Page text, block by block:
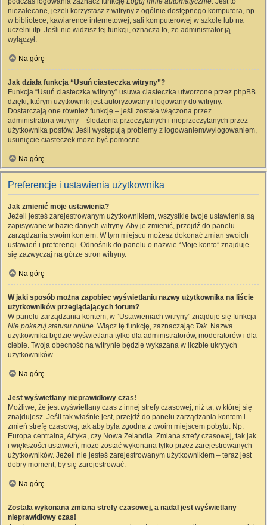
niezalecane, jeżeli korzystasz z witryny z ogólnie dostępnego komputera, np.
w bibliotece, kawiarence internetowej, sali komputerowej w szkole lub na
uczelni itp. Jeśli nie widzisz tej funkcji, oznacza to, że administrator ją
wyłączył.
Na górę
Jak działa funkcja “Usuń ciasteczka witryny”?
Funkcja “Usuń ciasteczka witryny” usuwa ciasteczka utworzone przez phpBB
dzięki, którym użytkownik jest autoryzowany i logowany do witryny.
Dostarczają one również funkcję – jeśli została włączona przez
administratora witryny – śledzenia przeczytanych i nieprzeczytanych przez
użytkownika postów. Jeśli występują problemy z logowaniem/wylogowaniem,
usunięcie ciasteczek może być pomocne.
Na górę
Preferencje i ustawienia użytkownika
Jak zmienić moje ustawienia?
Jeżeli jesteś zarejestrowanym użytkownikiem, wszystkie twoje ustawienia są
zapisywane w bazie danych witryny. Aby je zmienić, przejdź do panelu
zarządzania swoim kontem. W tym miejscu możesz dokonać zmian swoich
ustawień i preferencji. Odnośnik do panelu o nazwie “Moje konto” znajduje
się zazwyczaj na górze stron witryny.
Na górę
W jaki sposób można zapobiec wyświetlaniu nazwy użytkownika na liście
użytkowników przeglądających forum?
W panelu zarządzania kontem, w “Ustawieniach witryny” znajduje się funkcja
Nie pokazuj statusu online. Włącz tę funkcję, zaznaczając Tak. Nazwa
użytkownika będzie wyświetlana tylko dla administratorów, moderatorów i dla
ciebie. Twoja obecność na witrynie będzie wykazana w liczbie ukrytych
użytkowników.
Na górę
Jest wyświetlany nieprawidłowy czas!
Możliwe, że jest wyświetlany czas z innej strefy czasowej, niż ta, w której się
znajdujesz. Jeśli tak właśnie jest, przejdź do panelu zarządzania kontem i
zmień strefę czasową, tak aby była zgodna z twoim miejscem pobytu. Np.
Europa centralna, Afryka, czy Nowa Zelandia. Zmiana strefy czasowej, tak jak
i większości ustawień, może zostać wykonana tylko przez zarejestrowanych
użytkowników. Jeżeli nie jesteś zarejestrowanym użytkownikiem – teraz jest
dobry moment, by się zarejestrować.
Na górę
Została wykonana zmiana strefy czasowej, a nadal jest wyświetlany
nieprawidłowy czas!